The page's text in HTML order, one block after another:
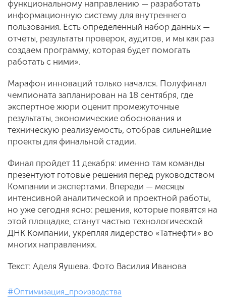
функциональному направлению — разработать
информационную систему для внутреннего
пользования. Есть определенный набор данных —
отчеты, результаты проверок, аудитов, и мы как раз
создаем программу, которая будет помогать
работать с ними».
Марафон инноваций только начался. Полуфинал
чемпионата запланирован на 18 сентября, где
экспертное жюри оценит промежуточные
результаты, экономические обоснования и
техническую реализуемость, отобрав сильнейшие
проекты для финальной стадии.
Финал пройдет 11 декабря: именно там команды
презентуют готовые решения перед руководством
Компании и экспертами. Впереди — месяцы
интенсивной аналитической и проектной работы,
но уже сегодня ясно: решения, которые появятся на
этой площадке, станут частью технологической
ДНК Компании, укрепляя лидерство «Татнефти» во
многих направлениях.
Текст: Аделя Яушева. Фото Василия Иванова
#Оптимизация_производства